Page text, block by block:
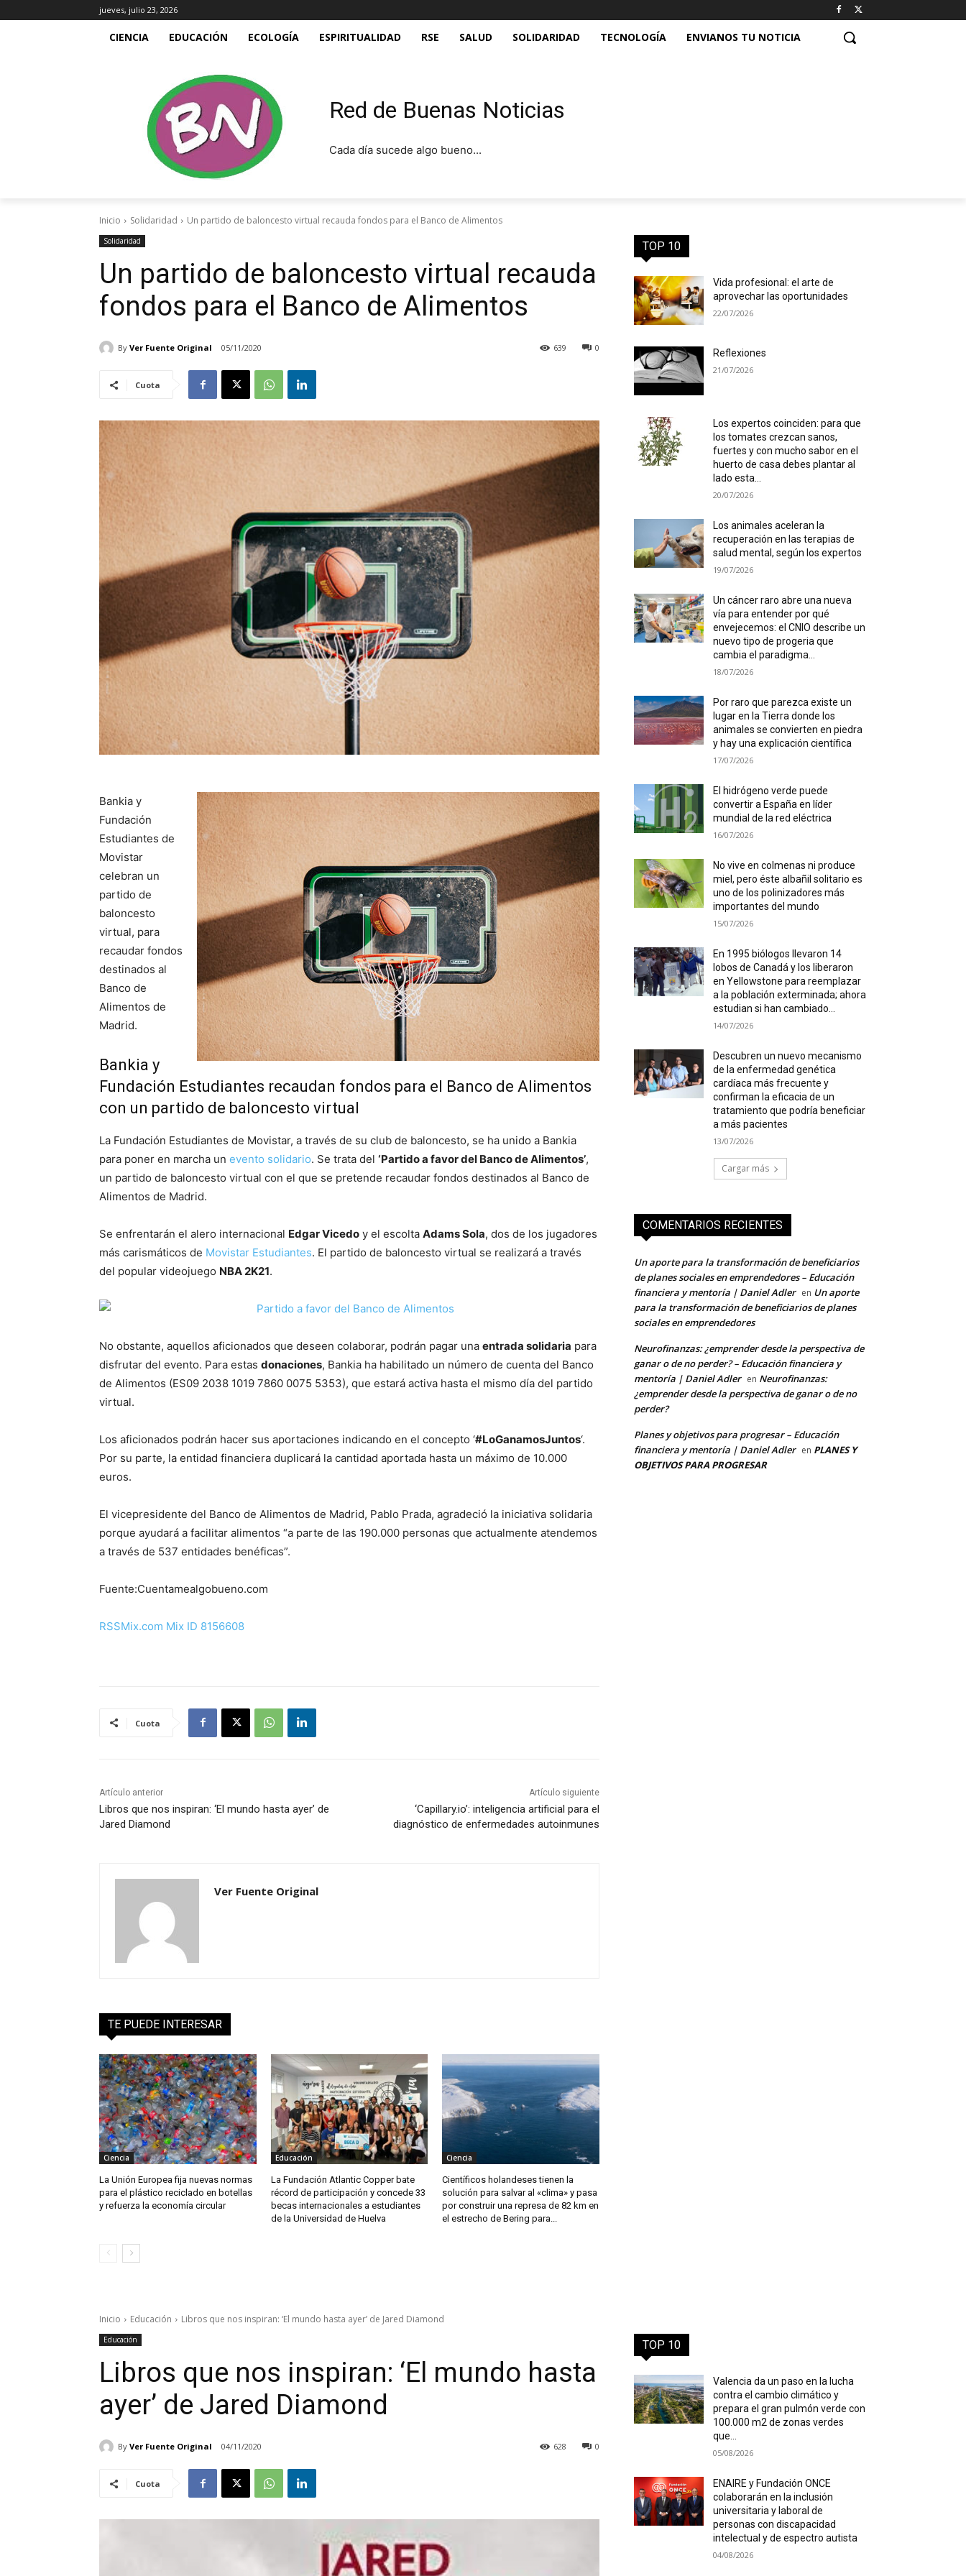
jueves, julio 23, 2026
CIENCIA EDUCACIÓN ECOLOGÍA ESPIRITUALIDAD RSE SALUD SOLIDARIDAD TECNOLOGÍA ENVIANOS TU NOTICIA
Red de Buenas Noticias
Cada día sucede algo bueno...
Inicio Solidaridad Un partido de baloncesto virtual recauda fondos para el Banco de Alimentos
Solidaridad
Un partido de baloncesto virtual recauda
fondos para el Banco de Alimentos
By Ver Fuente Original 05/11/2020 0
639
Cuota
Bankia y
Fundación
Estudiantes de
Movistar
celebran un
partido de
baloncesto
virtual, para
recaudar fondos
destinados al
Banco de
Alimentos de
Madrid.
Bankia y
Fundación Estudiantes recaudan fondos para el Banco de Alimentos
con un partido de baloncesto virtual
La Fundación Estudiantes de Movistar, a través de su club de baloncesto, se ha unido a Bankia
para poner en marcha un evento solidario. Se trata del ‘Partido a favor del Banco de Alimentos’,
un partido de baloncesto virtual con el que se pretende recaudar fondos destinados al Banco de
Alimentos de Madrid.
Se enfrentarán el alero internacional Edgar Vicedo y el escolta Adams Sola, dos de los jugadores
más carismáticos de Movistar Estudiantes. El partido de baloncesto virtual se realizará a través
del popular videojuego NBA 2K21.
No obstante, aquellos aficionados que deseen colaborar, podrán pagar una entrada solidaria para
disfrutar del evento. Para estas donaciones, Bankia ha habilitado un número de cuenta del Banco
de Alimentos (ES09 2038 1019 7860 0075 5353), que estará activa hasta el mismo día del partido
virtual.
Los aficionados podrán hacer sus aportaciones indicando en el concepto ‘#LoGanamosJuntos‘.
Por su parte, la entidad financiera duplicará la cantidad aportada hasta un máximo de 10.000
euros.
El vicepresidente del Banco de Alimentos de Madrid, Pablo Prada, agradeció la iniciativa solidaria
porque ayudará a facilitar alimentos “a parte de las 190.000 personas que actualmente atendemos
a través de 537 entidades benéficas”.
Fuente:Cuentamealgobueno.com
RSSMix.com Mix ID 8156608
Cuota
Artículo anterior
Libros que nos inspiran: ‘El mundo hasta ayer’ de
Jared Diamond
Artículo siguiente
‘Capillary.io’: inteligencia artificial para el
diagnóstico de enfermedades autoinmunes
Ver Fuente Original
TE PUEDE INTERESAR
Ciencia
La Unión Europea fija nuevas normas
para el plástico reciclado en botellas
y refuerza la economía circular
Educación
La Fundación Atlantic Copper bate
récord de participación y concede 33
becas internacionales a estudiantes
de la Universidad de Huelva
Ciencia
Científicos holandeses tienen la
solución para salvar al «clima» y pasa
por construir una represa de 82 km en
el estrecho de Bering para...
TOP 10
Vida profesional: el arte de
aprovechar las oportunidades
22/07/2026
Reflexiones
21/07/2026
Los expertos coinciden: para que
los tomates crezcan sanos,
fuertes y con mucho sabor en el
huerto de casa debes plantar al
lado esta...
20/07/2026
Los animales aceleran la
recuperación en las terapias de
salud mental, según los expertos
19/07/2026
Un cáncer raro abre una nueva
vía para entender por qué
envejecemos: el CNIO describe un
nuevo tipo de progeria que
cambia el paradigma...
18/07/2026
Por raro que parezca existe un
lugar en la Tierra donde los
animales se convierten en piedra
y hay una explicación científica
17/07/2026
El hidrógeno verde puede
convertir a España en líder
mundial de la red eléctrica
16/07/2026
No vive en colmenas ni produce
miel, pero éste albañil solitario es
uno de los polinizadores más
importantes del mundo
15/07/2026
En 1995 biólogos llevaron 14
lobos de Canadá y los liberaron
en Yellowstone para reemplazar
a la población exterminada; ahora
estudian si han cambiado...
14/07/2026
Descubren un nuevo mecanismo
de la enfermedad genética
cardíaca más frecuente y
confirman la eficacia de un
tratamiento que podría beneficiar
a más pacientes
13/07/2026
Cargar más
COMENTARIOS RECIENTES
Un aporte para la transformación de beneficiarios
de planes sociales en emprendedores – Educación
financiera y mentoría | Daniel Adler en Un aporte
para la transformación de beneficiarios de planes
sociales en emprendedores
Neurofinanzas: ¿emprender desde la perspectiva de
ganar o de no perder? – Educación financiera y
mentoría | Daniel Adler en Neurofinanzas:
¿emprender desde la perspectiva de ganar o de no
perder?
Planes y objetivos para progresar – Educación
financiera y mentoría | Daniel Adler en PLANES Y
OBJETIVOS PARA PROGRESAR